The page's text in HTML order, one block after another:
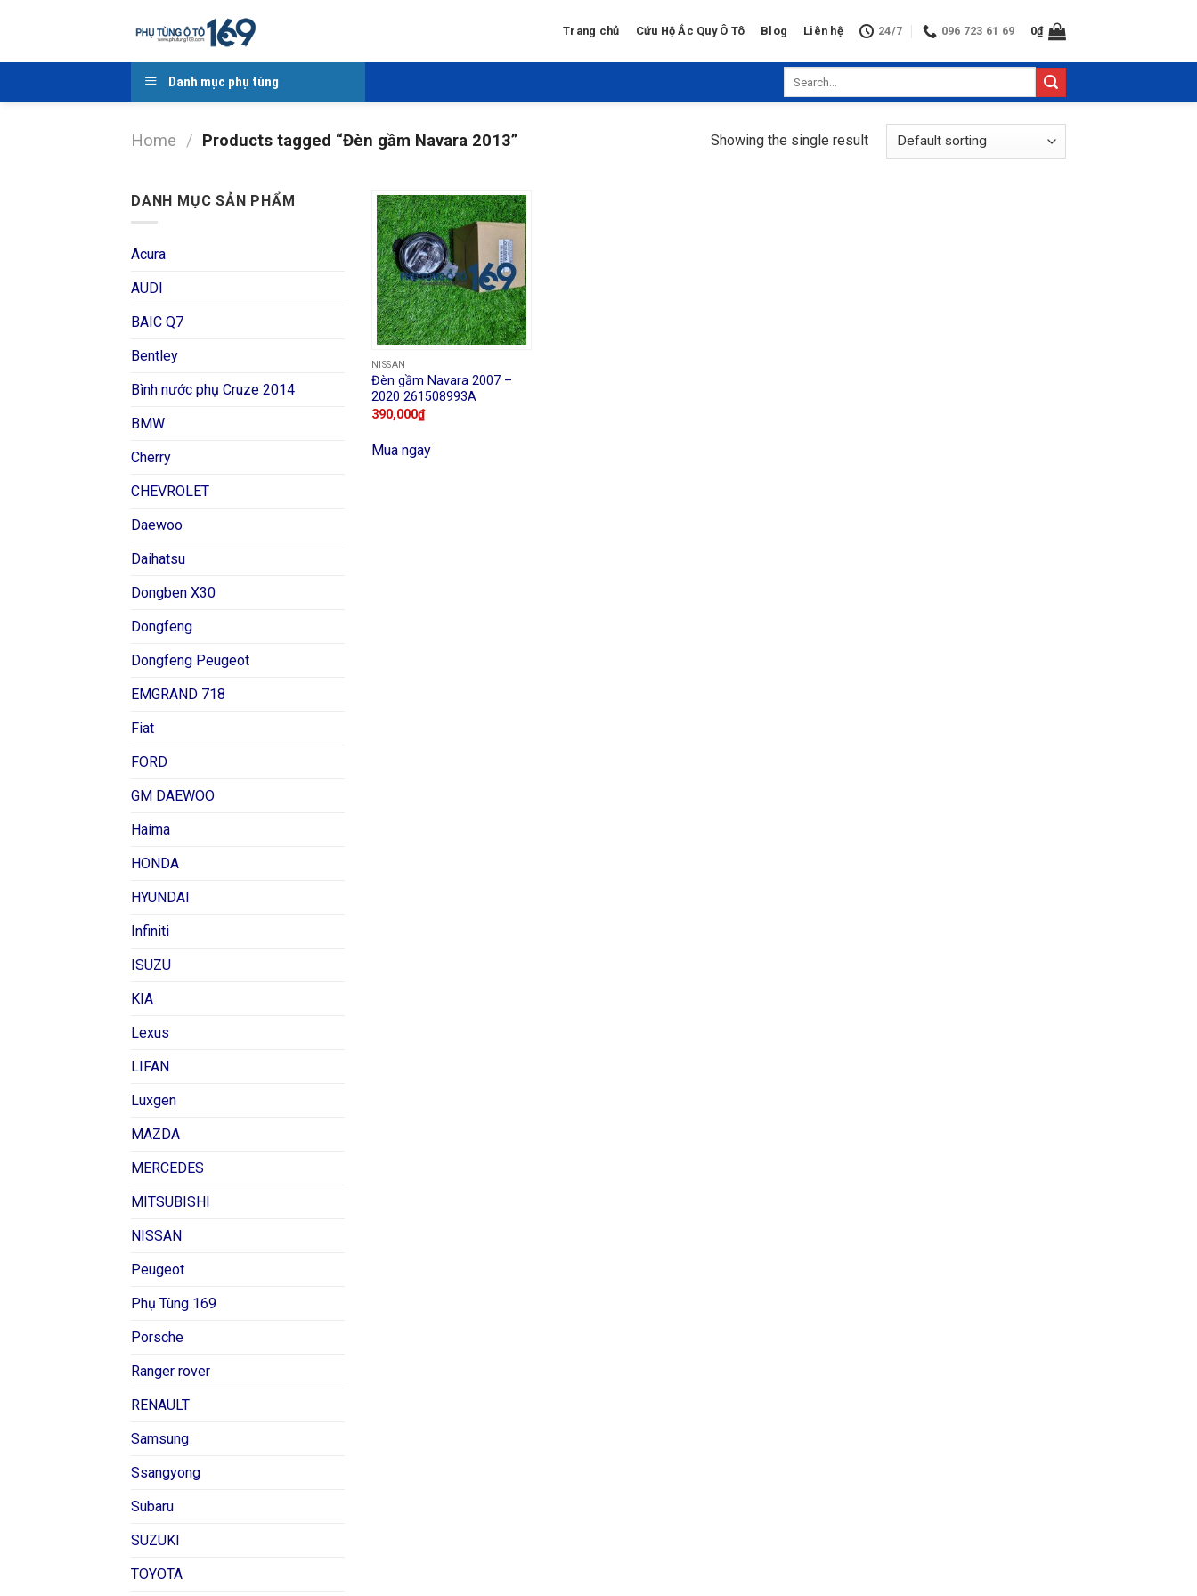
Trang chủ Cứu Hộ Ắc Quy Ô Tô Blog Liên hệ 24/7 096 723 61 69 0₫
Danh mục phụ tùng
Home / Products tagged “Đèn gầm Navara 2013” Showing the single result
DANH MỤC SẢN PHẨM
Acura
AUDI
BAIC Q7
Bentley
Bình nước phụ Cruze 2014
BMW
Cherry
CHEVROLET
Daewoo
Daihatsu
Dongben X30
Dongfeng
Dongfeng Peugeot
EMGRAND 718
Fiat
FORD
GM DAEWOO
Haima
HONDA
HYUNDAI
Infiniti
ISUZU
KIA
Lexus
LIFAN
Luxgen
MAZDA
MERCEDES
MITSUBISHI
NISSAN
Peugeot
Phụ Tùng 169
Porsche
Ranger rover
RENAULT
Samsung
Ssangyong
Subaru
SUZUKI
TOYOTA
NISSAN
Đèn gầm Navara 2007 –
2020 261508993A
390,000₫
Mua ngay